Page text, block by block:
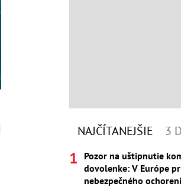
NAJČÍTANEJŠIE 3
Pozor na uštipnutie
dovolenke: V Európe
nebezpečného